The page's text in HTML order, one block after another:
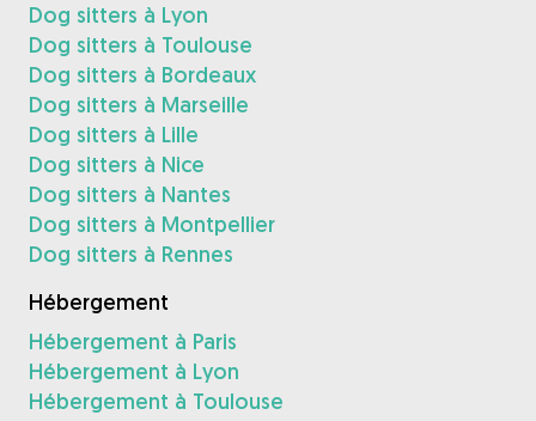
Dog sitters à Lyon
Dog sitters à Toulouse
Dog sitters à Bordeaux
Dog sitters à Marseille
Dog sitters à Lille
Dog sitters à Nice
Dog sitters à Nantes
Dog sitters à Montpellier
Dog sitters à Rennes
Hébergement
Hébergement à Paris
Hébergement à Lyon
Hébergement à Toulouse